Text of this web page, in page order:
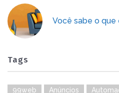
Você sabe o que
Tags
99web Anúncios